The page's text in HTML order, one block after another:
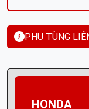
PHỤ TÙNG
HONDA